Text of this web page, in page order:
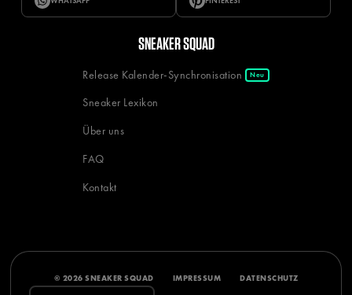
SNEAKER SQUAD
Release Kalender-Synchronisation Neu
Sneaker Lexikon
Über uns
FAQ
Kontakt
© 2026 SNEAKER SQUAD IMPRESSUM DATENSCHUTZ